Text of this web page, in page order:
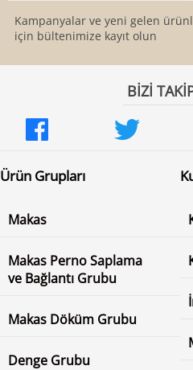
Kampanyalar ve yeni gelen
için bültenimize kayıt olun
BİZİ
Ürün Grupları
Makas
Makas Perno Saplama
ve Bağlantı Grubu
Makas Döküm Grubu
Denge Grubu